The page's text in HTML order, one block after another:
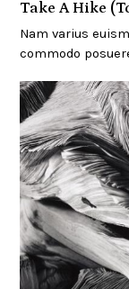
Take A Hike
Nam varius
commodo